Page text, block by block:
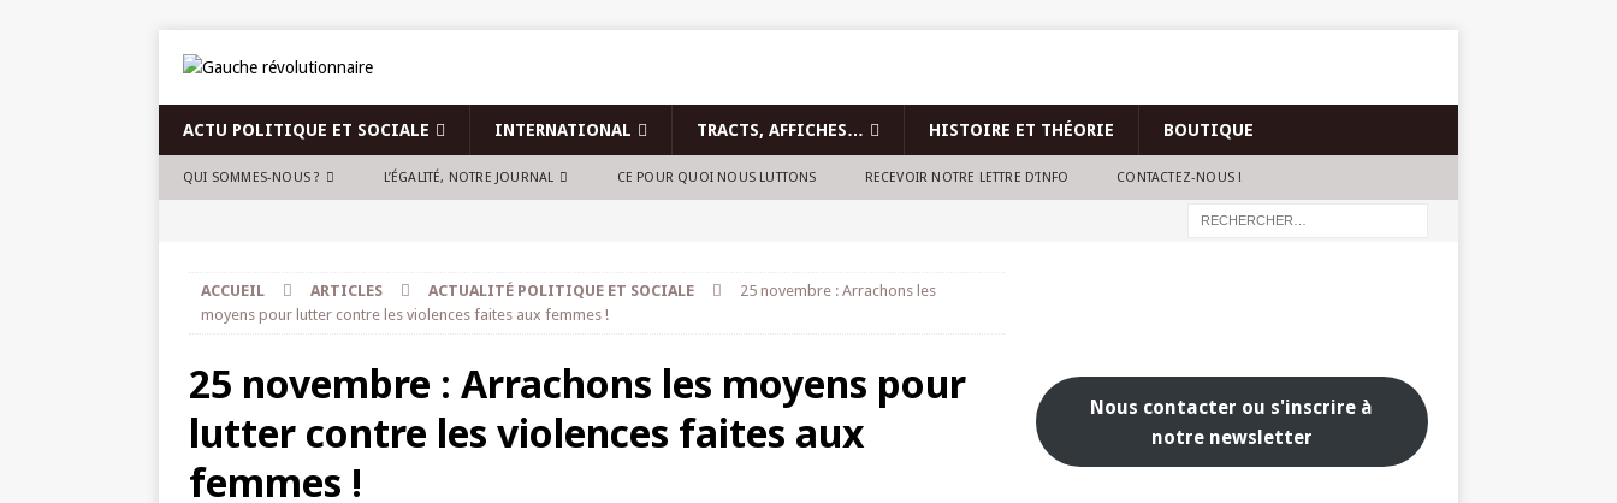
ACTU POLITIQUE ET SOCIALE INTERNATIONAL TRACTS, AFFICHES… HISTOIRE ET THÉORIE BOUTIQUE
QUI SOMMES-NOUS ? L’ÉGALITÉ, NOTRE JOURNAL CE POUR QUOI NOUS LUTTONS RECEVOIR NOTRE LETTRE D’INFO CONTACTEZ-NOUS !
ACCUEIL ARTICLES ACTUALITÉ POLITIQUE ET SOCIALE
25 novembre : Arrachons les
moyens pour lutter contre les violences faites aux femmes !
25 novembre : Arrachons les moyens pour
lutter contre les violences faites aux
femmes !
Nous contacter ou s'inscrire à
notre newsletter